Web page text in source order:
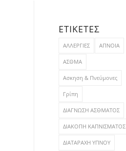
ΕΤΙΚΕΤΕΣ
ΑΛΛΕΡΓΙΕΣ ΑΠΝΟΙΑ
ΑΣΘΜΑ
Ασκηση & Πνεύμονες
Γρίπη
ΔΙΑΓΝΩΣΗ ΑΣΘΜΑΤΟΣ
ΔΙΑΚΟΠΗ ΚΑΠΝΙΣΜΑΤΟΣ
ΔΙΑΤΑΡΑΧΗ ΥΠΝΟΥ